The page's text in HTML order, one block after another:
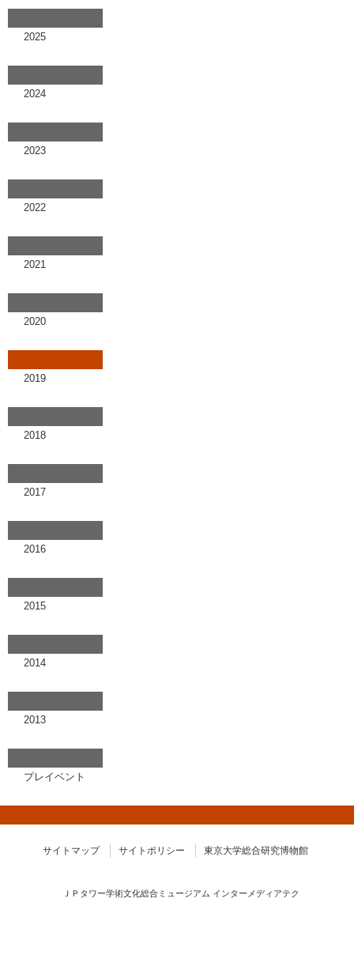
サイトマップ サイトポリシー 東京大学総合研究博物館
ＪＰタワー学術文化総合ミュージアム インターメディアテク
2025
2024
2023
2022
2021
2020
2019
2018
2017
2016
2015
2014
2013
プレイベント